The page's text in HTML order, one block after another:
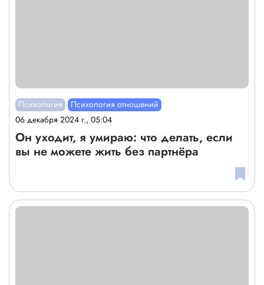
Психология
Психология отношений
06 декабря 2024 г., 05:04
Он уходит, я умираю: что делать, если
вы не можете жить без партнёра